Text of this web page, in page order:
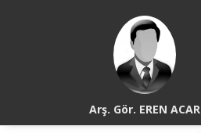
Arş. Gör. EREN ACAR